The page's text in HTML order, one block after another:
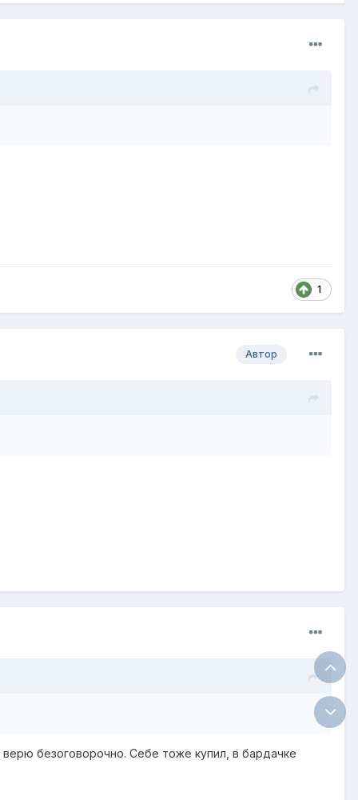
1
Автор
верю безоговорочно. Себе тоже купил, в бардачке